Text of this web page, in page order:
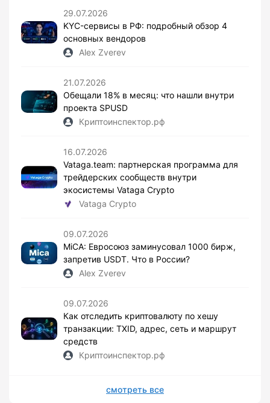
29.07.2026
KYC-сервисы в РФ: подробный обзор 4
основных вендоров
Alex Zverev
21.07.2026
Обещали 18% в месяц: что нашли внутри
проекта SPUSD
Криптоинспектор.рф
16.07.2026
Vataga.team: партнерская программа для
трейдерских сообществ внутри
экосистемы Vataga Crypto
Vataga Crypto
09.07.2026
MiCA: Евросоюз заминусовал 1000 бирж,
запретив USDT. Что в России?
Alex Zverev
09.07.2026
Как отследить криптовалюту по хешу
транзакции: TXID, адрес, сеть и маршрут
средств
Криптоинспектор.рф
смотреть все